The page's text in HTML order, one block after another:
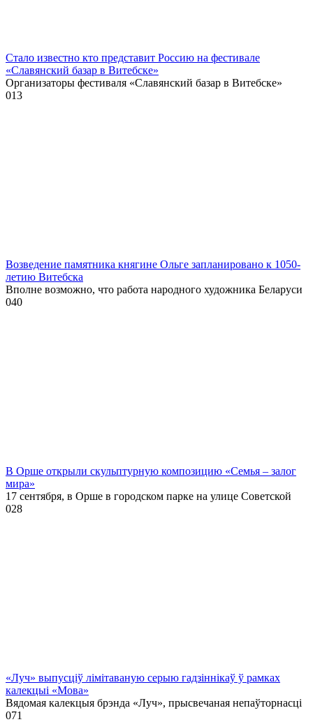
Стало известно кто представит Россию на фестивале
«Славянский базар в Витебске»
Организаторы фестиваля «Славянский базар в Витебске»
013
Возведение памятника княгине Ольге запланировано к 1050-
летию Витебска
Вполне возможно, что работа народного художника Беларуси
040
В Орше открыли скульптурную композицию «Семья – залог
мира»
17 сентября, в Орше в городском парке на улице Советской
028
«Луч» выпусціў лiмiтаваную серыю гадзіннікаў ў рамках
калекцыі «Мова»
Вядомая калекцыя брэнда «Луч», прысвечаная непаўторнасці
071